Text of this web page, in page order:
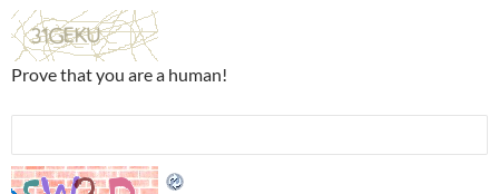
Prove that you are a human!